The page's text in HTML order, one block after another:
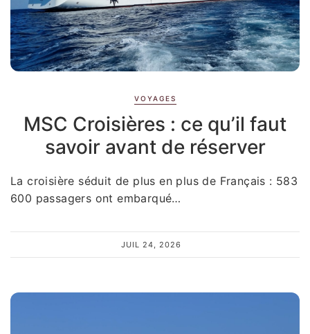
VOYAGES
MSC Croisières : ce qu’il faut
savoir avant de réserver
La croisière séduit de plus en plus de Français : 583
600 passagers ont embarqué…
JUIL 24, 2026